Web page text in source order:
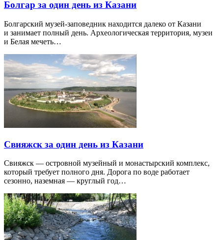
Болгар за один день из Казани
Болгарский музей-заповедник находится далеко от Казани
и занимает полный день. Археологическая территория, музеи
и Белая мечеть…
Свияжск за один день из Казани
Свияжск — островной музейный и монастырский комплекс,
который требует полного дня. Дорога по воде работает
сезонно, наземная — круглый год…